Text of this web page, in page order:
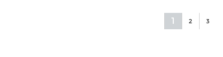
1 2 3